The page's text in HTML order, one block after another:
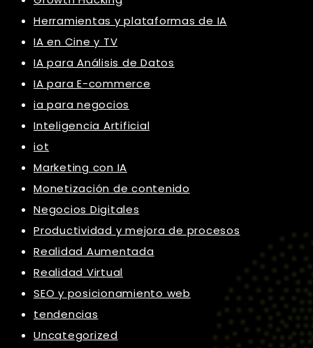
Herramientas y plataformas de IA
IA en Cine y TV
IA para Análisis de Datos
IA para E-commerce
ia para negocios
Inteligencia Artificial
iot
Marketing con IA
Monetización de contenido
Negocios Digitales
Productividad y mejora de procesos
Realidad Aumentada
Realidad Virtual
SEO y posicionamiento web
tendencias
Uncategorized